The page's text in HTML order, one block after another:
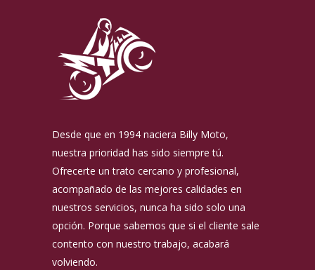
Desde que en 1994 naciera Billy Moto,
nuestra prioridad has sido siempre tú.
Ofrecerte un trato cercano y profesional,
acompañado de las mejores calidades en
nuestros servicios, nunca ha sido solo una
opción. Porque sabemos que si el cliente sale
contento con nuestro trabajo, acabará
volviendo.